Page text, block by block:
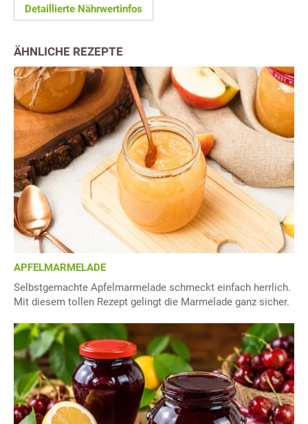
Detaillierte Nährwertinfos
ÄHNLICHE REZEPTE
APFELMARMELADE
Selbstgemachte Apfelmarmelade schmeckt einfach herrlich.
Mit diesem tollen Rezept gelingt die Marmelade ganz sicher.